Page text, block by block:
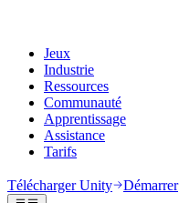
Jeux
Industrie
Ressources
Communauté
Apprentissage
Assistance
Tarifs
Télécharger Unity Démarrer